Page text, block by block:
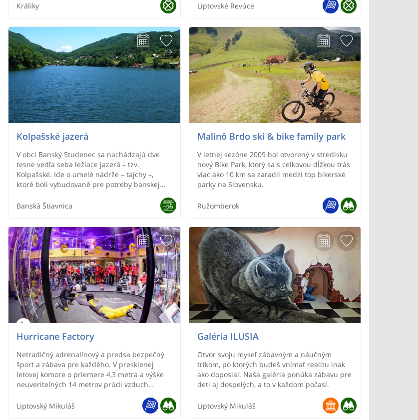
tryskám. Vstup do wellness centra len od 15
rokov.
Králiky
krásne výhľady na okolité vrchy Nízkych Tatier
(Končitá, Malý Zvolen, Čierna Hora), Veľkej
Veľká Fatra a Nízke Tatry, ktoré oddeľuje rieka
Revúca.
Liptovské Revúce
Kolpašské jazerá
V obci Banský Studenec sa nachádzajú dve
tesne vedľa seba ležiace jazerá – tzv.
Kolpašské. Ide o umelé nádrže – tajchy –,
ktoré boli vybudované pre potreby banskej
rybolov (najmä menšie z nich), ale i letnú
rekreáciu (najmä väčšie z nich). Hoc sa jazerá
Studenec), patria k najteplejším
banskoštiavnickým tajchom. Voda v nich je
kontrolovaná, dostatočne kvalitná na kúpanie.
Na brehoch Veľkého Kolpašského jazera sa
nachádzajú prezliekacie kabínky. Zariadenia
poskytujúce služby rekreantom tu však nie sú.
Lokalitu ocenia najmä návštevníci
vyhľadávajúci pokojné, málo navštevované
prírodné kúpaliská.
Banská Štiavnica
Malinô Brdo ski & bike family park
V letnej sezóne 2009 bol otvorený v stredisku
nový Bike Park, ktorý sa s celkovou dĺžkou trás
viac ako 10 km sa zaradil medzi top bikerské
parky na Slovensku.
Ružomberok
Hurricane Factory
Netradičný adrenalínový a predsa bezpečný
šport a zábava pre každého. V presklenej
letovej komore o priemere 4,3 metra a výške
neuveriteľných 14 metrov prúdi vzduch
bezpečnej výške a pod neustálym dohľadom
skúsených inštruktorov. Nepotrebuješ žiadne
Liptovský Mikuláš
Galéria ILUSIA
Otvor svoju myseľ zábavným a náučným
trikom, po ktorých budeš vnímať realitu inak
ako doposiaľ. Naša galéria ponúka zábavu pre
deti aj dospelých, a to v každom počasí.
Liptovský Mikuláš